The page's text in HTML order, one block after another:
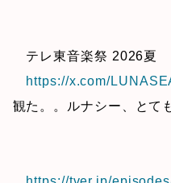
テレ東音楽祭 2026夏
https://x.com/
観た。。ルナシー、とて